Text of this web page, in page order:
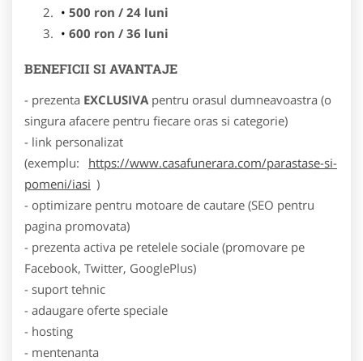
500 ron / 24 luni
600 ron / 36 luni
BENEFICII SI AVANTAJE
- prezenta EXCLUSIVA pentru orasul dumneavoastra (o
singura afacere pentru fiecare oras si categorie)
- link personalizat
(exemplu:
https://www.casafunerara.com/parastase-si-
pomeni/iasi )
- optimizare pentru motoare de cautare (SEO pentru
pagina promovata)
- prezenta activa pe retelele sociale (promovare pe
Facebook, Twitter, GooglePlus)
- suport tehnic
- adaugare oferte speciale
- hosting
- mentenanta